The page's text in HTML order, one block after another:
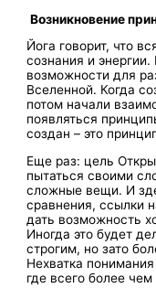
Возникновение
Йога говорит, что
сознания и
возможности для
Вселенной. Когда
потом начали
появляться
создан – это
Еще раз: цель
пытаться своими
сложные вещи. И
сравнения, ссылки
дать возможность
Иногда это будет
строгим, но зато
Нехватка
где всего более